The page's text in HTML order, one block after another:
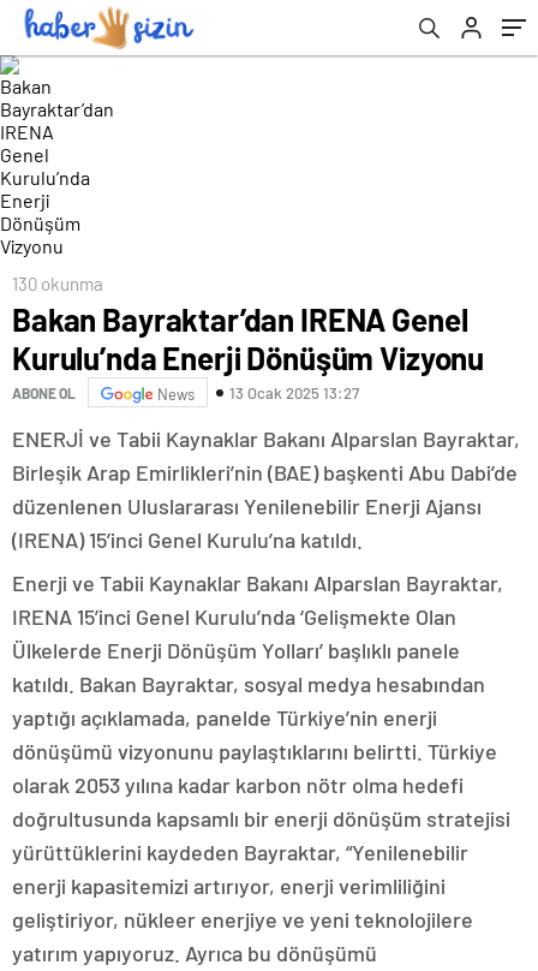
130 okunma
Bakan Bayraktar’dan IRENA Genel
Kurulu’nda Enerji Dönüşüm Vizyonu
ABONE OL News 13 Ocak 2025 13:27
ENERJİ ve Tabii Kaynaklar Bakanı Alparslan Bayraktar,
Birleşik Arap Emirlikleri’nin (BAE) başkenti Abu Dabi’de
düzenlenen Uluslararası Yenilenebilir Enerji Ajansı
(IRENA) 15’inci Genel Kurulu’na katıldı.
Enerji ve Tabii Kaynaklar Bakanı Alparslan Bayraktar,
IRENA 15’inci Genel Kurulu’nda ‘Gelişmekte Olan
Ülkelerde Enerji Dönüşüm Yolları’ başlıklı panele
katıldı. Bakan Bayraktar, sosyal medya hesabından
yaptığı açıklamada, panelde Türkiye’nin enerji
dönüşümü vizyonunu paylaştıklarını belirtti. Türkiye
olarak 2053 yılına kadar karbon nötr olma hedefi
doğrultusunda kapsamlı bir enerji dönüşüm stratejisi
yürüttüklerini kaydeden Bayraktar, “Yenilenebilir
enerji kapasitemizi artırıyor, enerji verimliliğini
geliştiriyor, nükleer enerjiye ve yeni teknolojilere
yatırım yapıyoruz. Ayrıca bu dönüşümü